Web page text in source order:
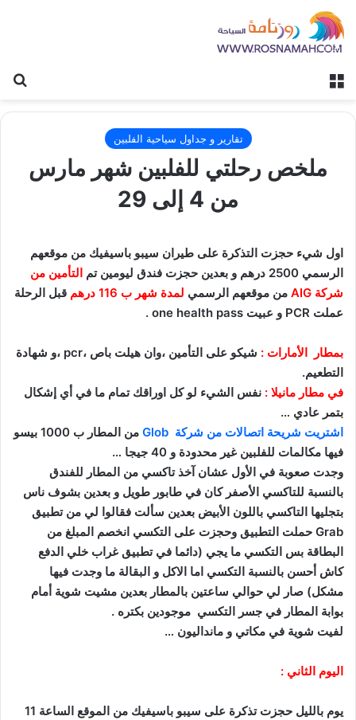
تقارير و جداول سياحية الفلبين
ملخص رحلتي للفلبين شهر مارس
من 4 إلى 29
اول شيء حجزت التذكرة على طيران سيبو باسيفيك من موقعهم
الرسمي 2500 درهم و بعدين حجزت فندق ليومين تم
التأمين من
شركة AIG
من موقعهم الرسمي لمدة شهر ب 116 درهم
قبل الرحلة
عملت PCR و عبيت one health pass .
بمطار الأمارات :
شيكو على التأمين ،وان هيلت باص ،pcr ،و شهادة
التطعيم.
في مطار مانيلا : نفس الشيء لو كل اوراقك تمام ما في أي إشكال
بتمر عادي …
اشتريت شريحة اتصالات من شركة Glob
من المطار ب 1000 بيسو
فيها مكالمات للفلبين غير محدودة و 40 جيجا …
وجدت صعوبة في الأول عشان آخذ تاكسي من المطار للفندق
بالنسبة للتاكسي الأصفر كان في طابور طويل و بعدين بشوف ناس
بتجليها التاكسي باللون الأبيض بعدين سألت فقالوا لي من تطبيق
Grab حملت التطبيق وحجزت على التكسي انخصم المبلغ من
البطاقة بس التكسي ما يجي (دائما في تطبيق غراب خلي الدفع
كاش أحسن بالنسبة التكسي اما الاكل و البقالة ما وجدت فيها
مشكل) صار لي حوالي ساعتين بالمطار بعدين مشيت شوية أمام
بوابة المطار في جسر التكسي موجودين بكتره .
لفيت شوية في مكاتي و مانداليون …
اليوم الثاني :
يوم بالليل حجزت تذكرة على سيبو باسيفيك من الموقع الساعة 11